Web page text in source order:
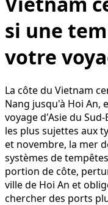
si une
votre
La côte du Vietnam
Nang jusqu'à Hoi An,
voyage d'Asie du
les plus sujettes aux
et novembre, la mer
systèmes de
portion de côte,
ville de Hoi An et
chercher des ports